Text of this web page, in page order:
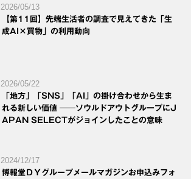
2026/05/13
【第11回】先端生活者の調査で見えてきた「生
成AI×買物」の利用動向
2026/05/22
「地方」「SNS」「AI」の掛け合わせから生ま
れる新しい価値 ──ソウルドアウトグループにJ
APAN SELECTがジョインしたことの意味
2024/12/17
博報堂ＤＹグループメールマガジンお申込みフォ